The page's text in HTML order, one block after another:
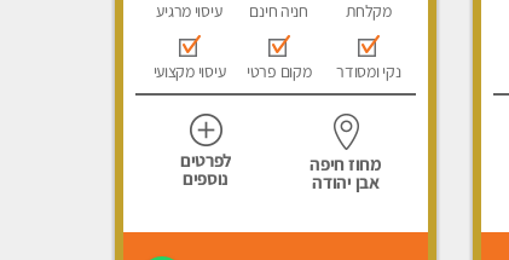
מקלחת חניה חינם עיסוי מרגיע
נקי ומסודר מקום פרטי עיסוי מקצועי
מחוז חיפה
אבן יהודה
לפרטים
נוספים